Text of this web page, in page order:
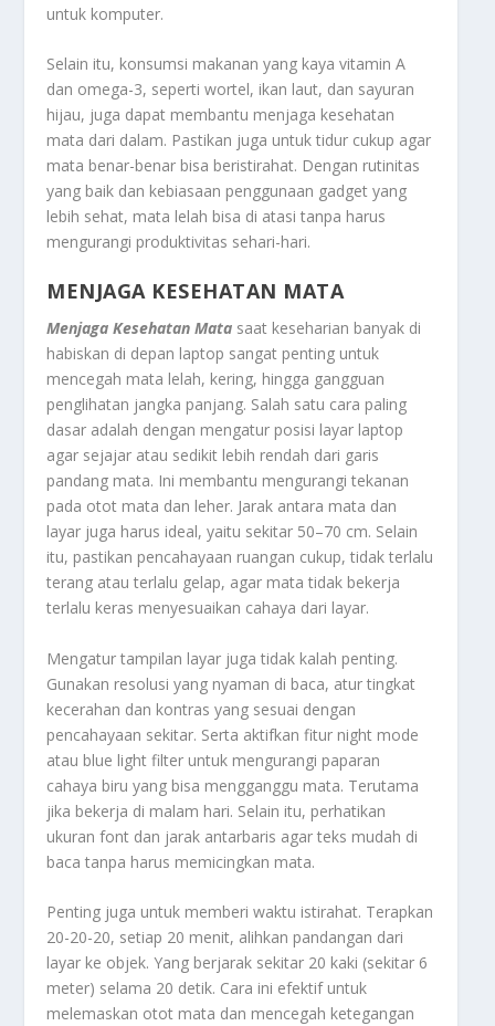
untuk komputer.
Selain itu, konsumsi makanan yang kaya vitamin A
dan omega-3, seperti wortel, ikan laut, dan sayuran
hijau, juga dapat membantu menjaga kesehatan
mata dari dalam. Pastikan juga untuk tidur cukup agar
mata benar-benar bisa beristirahat. Dengan rutinitas
yang baik dan kebiasaan penggunaan gadget yang
lebih sehat, mata lelah bisa di atasi tanpa harus
mengurangi produktivitas sehari-hari.
MENJAGA KESEHATAN MATA
Menjaga Kesehatan Mata saat keseharian banyak di
habiskan di depan laptop sangat penting untuk
mencegah mata lelah, kering, hingga gangguan
penglihatan jangka panjang. Salah satu cara paling
dasar adalah dengan mengatur posisi layar laptop
agar sejajar atau sedikit lebih rendah dari garis
pandang mata. Ini membantu mengurangi tekanan
pada otot mata dan leher. Jarak antara mata dan
layar juga harus ideal, yaitu sekitar 50–70 cm. Selain
itu, pastikan pencahayaan ruangan cukup, tidak terlalu
terang atau terlalu gelap, agar mata tidak bekerja
terlalu keras menyesuaikan cahaya dari layar.
Mengatur tampilan layar juga tidak kalah penting.
Gunakan resolusi yang nyaman di baca, atur tingkat
kecerahan dan kontras yang sesuai dengan
pencahayaan sekitar. Serta aktifkan fitur night mode
atau blue light filter untuk mengurangi paparan
cahaya biru yang bisa mengganggu mata. Terutama
jika bekerja di malam hari. Selain itu, perhatikan
ukuran font dan jarak antarbaris agar teks mudah di
baca tanpa harus memicingkan mata.
Penting juga untuk memberi waktu istirahat. Terapkan
20-20-20, setiap 20 menit, alihkan pandangan dari
layar ke objek. Yang berjarak sekitar 20 kaki (sekitar 6
meter) selama 20 detik. Cara ini efektif untuk
melemaskan otot mata dan mencegah ketegangan